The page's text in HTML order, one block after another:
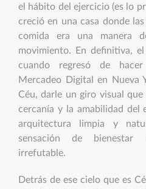
el hábito del ejercicio (es lo
creció en una casa donde
comida era una manera
movimiento. En definitiva,
cuando regresó de
Mercadeo Digital en Nueva
Céu, darle un giro visual
cercanía y la amabilidad del
arquitectura limpia y
sensación de bienestar
irrefutable.
Detrás de ese cielo que es